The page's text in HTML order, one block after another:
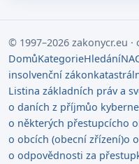
© 1997–2026 zakonycr.eu ·
DomůKategorieHledání
insolvenční zákon
Listina základních práv a
o daních z příjmůo
o některých přestupcícho
o obcích (obecní zřízení)o
o odpovědnosti za